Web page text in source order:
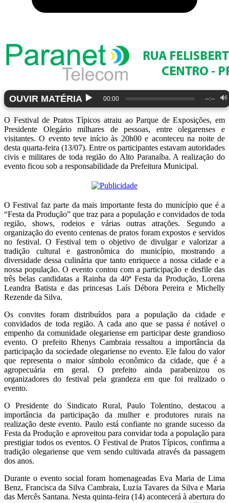
OUVIR MATÉRIA ▶️ 00:00 --:-- 🔊
O Festival de Pratos Típicos atraiu ao Parque de Exposições, em
Presidente Olegário milhares de pessoas, entre olegarenses e
visitantes. O evento teve início às 20h00 e aconteceu na noite de
desta quarta-feira (13/07). Entre os participantes estavam autoridades
civis e militares de toda região do Alto Paranaíba. A realização do
evento ficou sob a responsabilidade da Prefeitura Municipal.
O Festival faz parte da mais importante festa do município que é a
“Festa da Produção” que traz para a população e convidados de toda
região, shows, rodeios e várias outras atrações. Segundo a
organização do evento centenas de pratos foram expostos e servidos
no festival. O Festival tem o objetivo de divulgar e valorizar a
tradição cultural e gastronômica do município, mostrando a
diversidade dessa culinária que tanto enriquece a nossa cidade e a
nossa população. O evento contou com a participação e desfile das
três belas candidatas a Rainha da 40ª Festa da Produção, Lorena
Leandra Batista e das princesas Laís Débora Pereira e Michelly
Rezende da Silva.
Os convites foram distribuídos para a população da cidade e
convidados de toda região. A cada ano que se passa é notável o
empenho da comunidade olegariense em participar deste grandioso
evento. O prefeito Rhenys Cambraia ressaltou a importância da
participação da sociedade olegariense no evento. Ele falou do valor
que representa o maior símbolo econômico da cidade, que é a
agropecuária em geral. O prefeito ainda parabenizou os
organizadores do festival pela grandeza em que foi realizado o
evento.
O Presidente do Sindicato Rural, Paulo Tolentino, destacou a
importância da participação da mulher e produtores rurais na
realização deste evento. Paulo está confiante no grande sucesso da
Festa da Produção e aproveitou para convidar toda a população para
prestigiar todos os eventos. O Festival de Pratos Típicos, confirma a
tradição olegariense que vem sendo cultivada através da passagem
dos anos.
Durante o evento social foram homenageadas Eva Maria de Lima
Benz, Francisca da Silva Cambraia, Luzia Tavares da Silva e Maria
das Mercês Santana. Nesta quinta-feira (14) acontecerá à abertura do